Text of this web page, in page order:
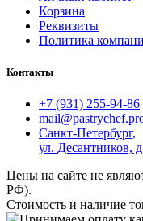
Корзина
Реквизиты
Политика
Контакты
+7 (931) 255-94-86
Санкт-Петербург,
ул. Десантников,
Цены на сайте не
РФ).
Стоимость и наличие